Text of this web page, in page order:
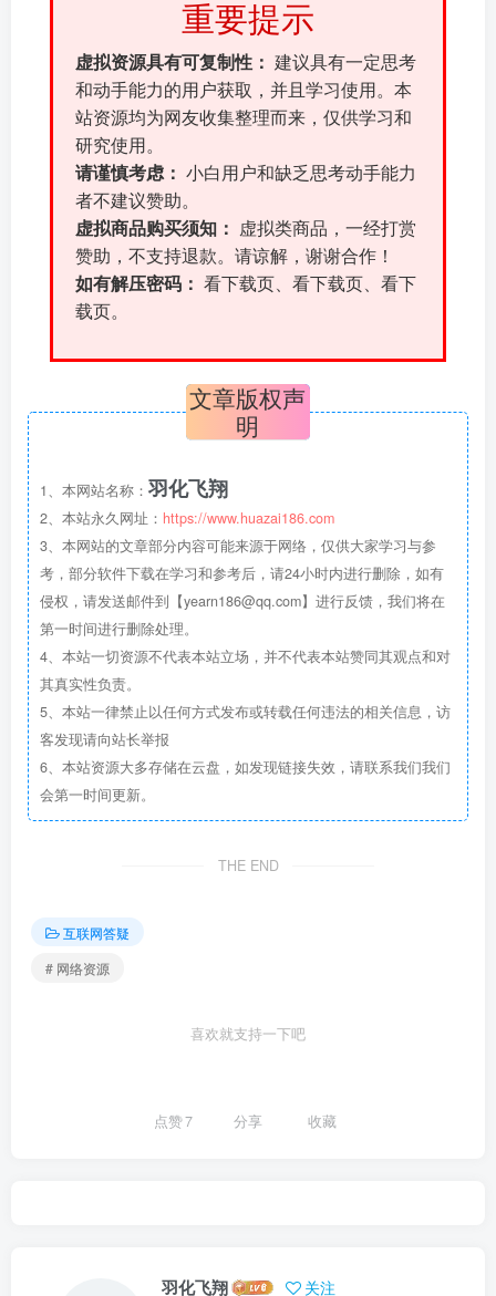
重要提示
虚拟资源具有可复制性： 建议具有一定思考
和动手能力的用户获取，并且学习使用。本
站资源均为网友收集整理而来，仅供学习和
研究使用。
请谨慎考虑： 小白用户和缺乏思考动手能力
者不建议赞助。
虚拟商品购买须知：
虚拟类商品，一经打赏
赞助，不支持退款。请谅解，谢谢合作！
如有解压密码： 看下载页、看下载页、看下
载页。
文章版权声
明
1、本网站名称： 羽化飞翔
2、本站永久网址： https://www.huazai186.com
3、本网站的文章部分内容可能来源于网络，仅供大家学习与参
考，部分软件下载在学习和参考后，请24小时内进行删除，如有
侵权，请发送邮件到【yearn186@qq.com】进行反馈，我们将在
第一时间进行删除处理。
4、本站一切资源不代表本站立场，并不代表本站赞同其观点和对
其真实性负责。
5、本站一律禁止以任何方式发布或转载任何违法的相关信息，访
客发现请向站长举报
6、本站资源大多存储在云盘，如发现链接失效，请联系我们我们
会第一时间更新。
THE END
互联网答疑
# 网络资源
喜欢就支持一下吧
点赞7 分享 收藏
羽化飞翔 关注